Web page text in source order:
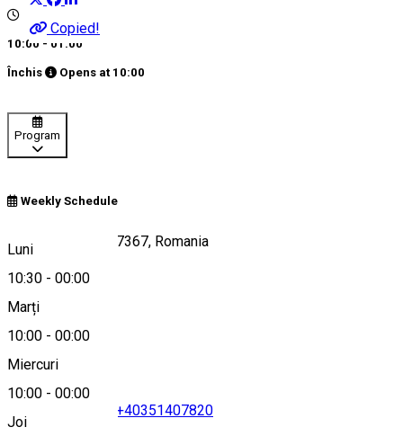
Copied!
10:00 - 01:00
Închis Opens at 10:00
Program
Weekly Schedule
Luni
10:30 - 00:00
Marți
10:00 - 00:00
Miercuri
10:00 - 00:00
Joi
DC93, Preajba 207367, Romania
Hartă
+40351407820